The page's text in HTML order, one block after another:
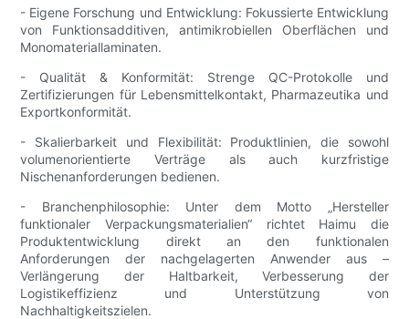
- Eigene Forschung und Entwicklung: Fokussierte Entwicklung
von Funktionsadditiven, antimikrobiellen Oberflächen und
Monomateriallaminaten.
- Qualität & Konformität: Strenge QC-Protokolle und
Zertifizierungen für Lebensmittelkontakt, Pharmazeutika und
Exportkonformität.
- Skalierbarkeit und Flexibilität: Produktlinien, die sowohl
volumenorientierte Verträge als auch kurzfristige
Nischenanforderungen bedienen.
- Branchenphilosophie: Unter dem Motto „Hersteller
funktionaler Verpackungsmaterialien“ richtet Haimu die
Produktentwicklung direkt an den funktionalen
Anforderungen der nachgelagerten Anwender aus –
Verlängerung der Haltbarkeit, Verbesserung der
Logistikeffizienz und Unterstützung von
Nachhaltigkeitszielen.